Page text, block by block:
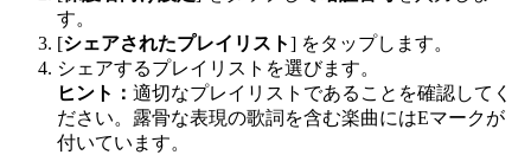
す。
[シェアされたプレイリスト] をタップします。
シェアするプレイリストを選びます。
ヒント： 適切なプレイリストであることを確認してく
ださい。露骨な表現の歌詞を含む楽曲にはEマークが
付いています。